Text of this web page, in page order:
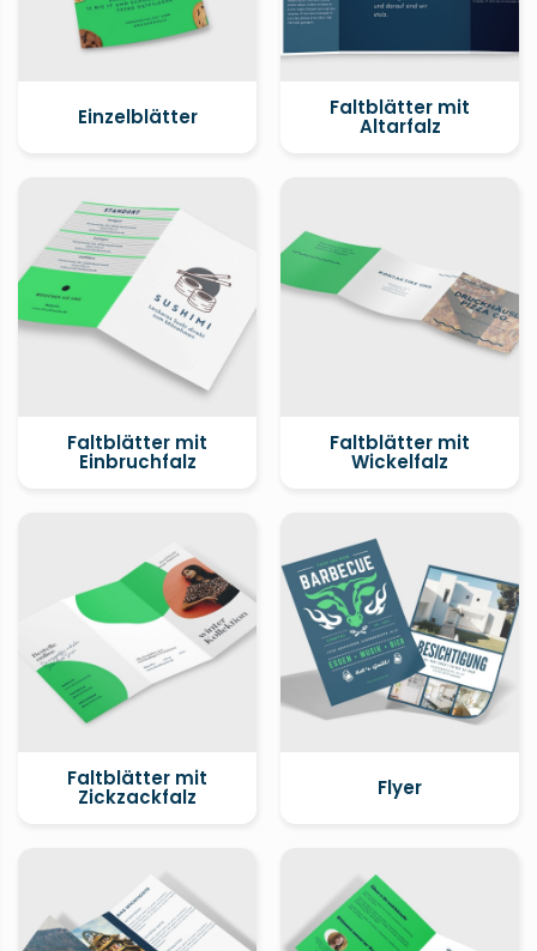
Einzelblätter Faltblätter mit
Altarfalz
Faltblätter mit
Einbruchfalz
Faltblätter mit
Wickelfalz
Faltblätter mit
Zickzackfalz Flyer